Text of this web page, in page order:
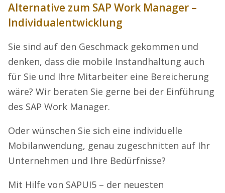
Alternative zum SAP Work Manager –
Individualentwicklung
Sie sind auf den Geschmack gekommen und
denken, dass die mobile Instandhaltung auch
für Sie und Ihre Mitarbeiter eine Bereicherung
wäre? Wir beraten Sie gerne bei der Einführung
des SAP Work Manager.
Oder wünschen Sie sich eine individuelle
Mobilanwendung, genau zugeschnitten auf Ihr
Unternehmen und Ihre Bedürfnisse?
Mit Hilfe von SAPUI5 – der neuesten